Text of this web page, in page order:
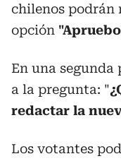
chilenos podrán
opción
En una segunda
a la pregunta: "
redactar la
Los votantes